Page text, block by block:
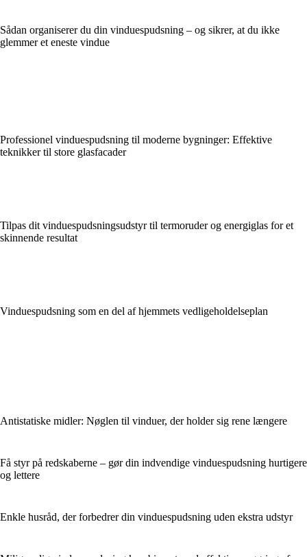
Sådan organiserer du din vinduespudsning – og sikrer, at du ikke
glemmer et eneste vindue
Professionel vinduespudsning til moderne bygninger: Effektive
teknikker til store glasfacader
Tilpas dit vinduespudsningsudstyr til termoruder og energiglas for et
skinnende resultat
Vinduespudsning som en del af hjemmets vedligeholdelseplan
Antistatiske midler: Nøglen til vinduer, der holder sig rene længere
Få styr på redskaberne – gør din indvendige vinduespudsning hurtigere
og lettere
Enkle husråd, der forbedrer din vinduespudsning uden ekstra udstyr